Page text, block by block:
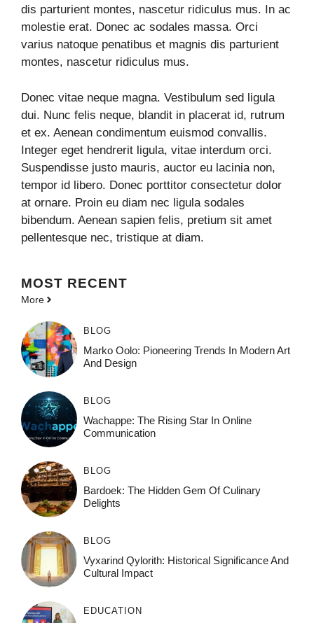
dis parturient montes, nascetur ridiculus mus. In ac
molestie erat. Donec ac sodales massa. Orci
varius natoque penatibus et magnis dis parturient
montes, nascetur ridiculus mus.
Donec vitae neque magna. Vestibulum sed ligula
dui. Nunc felis neque, blandit in placerat id, rutrum
et ex. Aenean condimentum euismod convallis.
Integer eget hendrerit ligula, vitae interdum orci.
Suspendisse justo mauris, auctor eu lacinia non,
tempor id libero. Donec porttitor consectetur dolor
at ornare. Proin eu diam nec ligula sodales
bibendum. Aenean sapien felis, pretium sit amet
pellentesque nec, tristique at diam.
MOST RECENT
More
BLOG
Marko Oolo: Pioneering Trends In Modern Art
And Design
BLOG
Wachappe: The Rising Star In Online
Communication
BLOG
Bardoek: The Hidden Gem Of Culinary
Delights
BLOG
Vyxarind Qylorith: Historical Significance And
Cultural Impact
EDUCATION